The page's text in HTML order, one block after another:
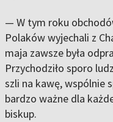
— W tym roku
Polaków wyjechali z
maja zawsze była
Przychodziło sporo
szli na kawę, wspólnie
bardzo ważne dla
biskup.